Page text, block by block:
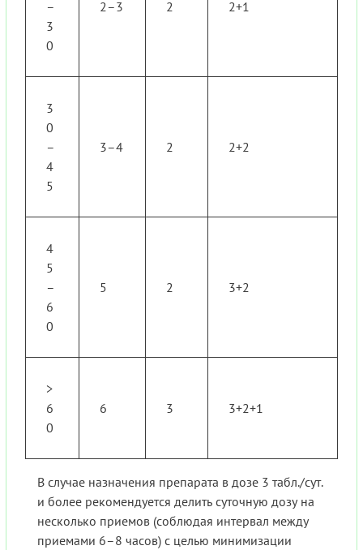
–
3
0
2–3 2 2+1
3
0
–
4
5
3–4 2 2+2
4
5
–
6
0
5 2 3+2
>
6
0
6 3 3+2+1
В случае назначения препарата в дозе 3 табл./сут.
и более рекомендуется делить суточную дозу на
несколько приемов (соблюдая интервал между
приемами 6–8 часов) с целью минимизации